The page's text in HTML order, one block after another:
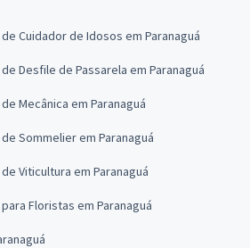
Cuidador de Idosos em Paranaguá
Desfile de Passarela em Paranaguá
Mecânica em Paranaguá
Sommelier em Paranaguá
Viticultura em Paranaguá
Floristas em Paranaguá